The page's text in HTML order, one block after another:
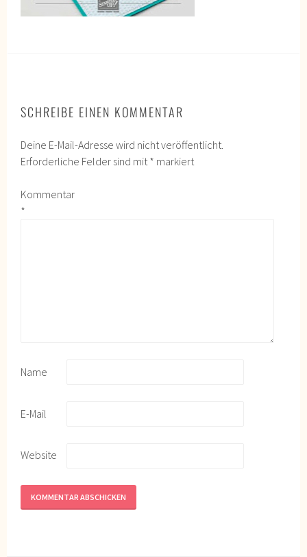
SCHREIBE EINEN KOMMENTAR
Deine E-Mail-Adresse wird nicht veröffentlicht.
Erforderliche Felder sind mit * markiert
Kommentar
*
Name
E-Mail
Website